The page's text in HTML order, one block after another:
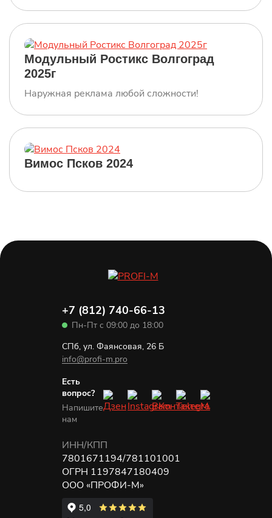
Модульный Ростикс Волгоград
2025г
Наружная реклама любой сложности!
Вимос Псков 2024
+7 (812) 740-66-13
Пн-Пт с 09:00 до 18:00
СПб, ул. Фаянсовая, 26 Б
info@profi-m.pro
Есть
вопрос?
Напишите
нам
ИНН/КПП
7801671194/781101001
ОГРН 1197847180409
ООО «ПРОФИ-М»